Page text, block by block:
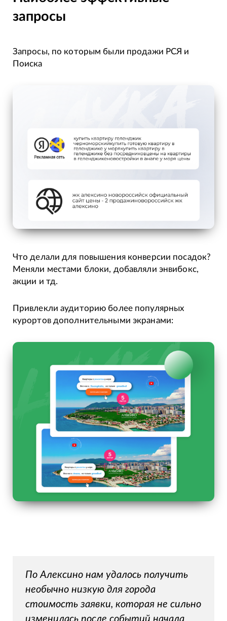
запросы
Запросы, по которым были продажи РСЯ и
Поиска
Что делали для повышения конверсии посадок?
Меняли местами блоки, добавляли энвибокс,
акции и тд.
Привлекли аудиторию более популярных
курортов дополнительными экранами:
По Алексино нам удалось получить
необычно низкую для города
стоимость заявки, которая не сильно
изменилась после событий начала